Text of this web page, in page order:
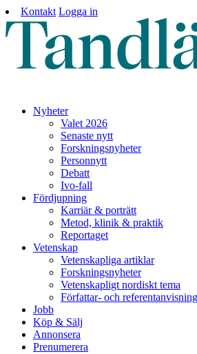
Kontakt Logga in
Nyheter
Valet 2026
Senaste nytt
Forskningsnyheter
Personnytt
Debatt
Ivo-fall
Fördjupning
Karriär & porträtt
Metod, klinik & praktik
Reportaget
Vetenskap
Vetenskapliga artiklar
Forskningsnyheter
Vetenskapligt nordiskt tema
Författar- och
Jobb
Köp & Sälj
Annonsera
Prenumerera